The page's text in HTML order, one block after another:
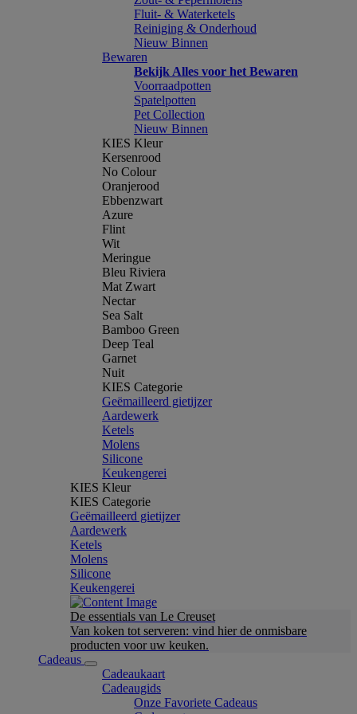
Fluit- & Waterketels
Reiniging & Onderhoud
Nieuw Binnen
Bewaren
Bekijk Alles voor het Bewaren
Voorraadpotten
Spatelpotten
Pet Collection
Nieuw Binnen
KIES Kleur
Kersenrood
No Colour
Oranjerood
Ebbenzwart
Azure
Flint
Wit
Meringue
Bleu Riviera
Mat Zwart
Nectar
Sea Salt
Bamboo Green
Deep Teal
Garnet
Nuit
KIES Categorie
Geëmailleerd gietijzer
Aardewerk
Ketels
Molens
Silicone
Keukengerei
KIES Kleur
KIES Categorie
Geëmailleerd gietijzer
Aardewerk
Ketels
Molens
Silicone
Keukengerei
De essentials van Le Creuset
Van koken tot serveren: vind hier de onmisbare
producten voor uw keuken.
Cadeaus
Cadeaukaart
Cadeaugids
Onze Favoriete Cadeaus